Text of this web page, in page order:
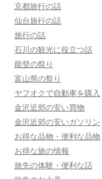
京都旅行の話
仙台旅行の話
旅行の話
石川の観光に役立つ話
能登の祭り
富山県の祭り
ヤフオクで自動車を購入
金沢近郊の安い買物
金沢近郊の安いガソリン
お得な品物・便利な品物
お得な旅の情報
旅先の体験・便利な話